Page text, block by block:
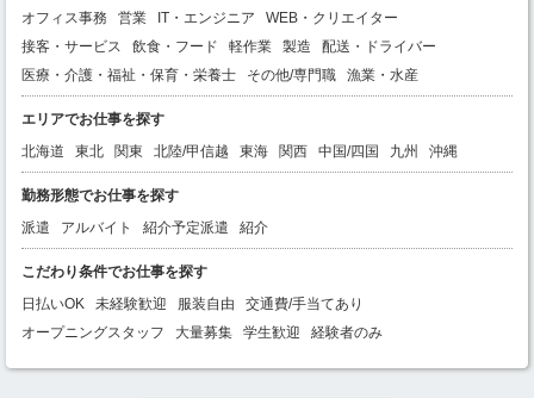
オフィス事務
営業 IT・エンジニア
WEB・クリエイター
接客・サービス
飲食・フード 軽作業 製造
配送・ドライバー
医療・介護・福祉・保育・栄養士
その他/専門職 漁業・水産
エリアでお仕事を探す
北海道
東北 関東 北陸/甲信越 東海 関西 中国/四国 九州 沖縄
勤務形態でお仕事を探す
派遣
アルバイト 紹介予定派遣 紹介
こだわり条件でお仕事を探す
日払いOK
未経験歓迎 服装自由
交通費/手当てあり
オープニングスタッフ
大量募集 学生歓迎 経験者のみ